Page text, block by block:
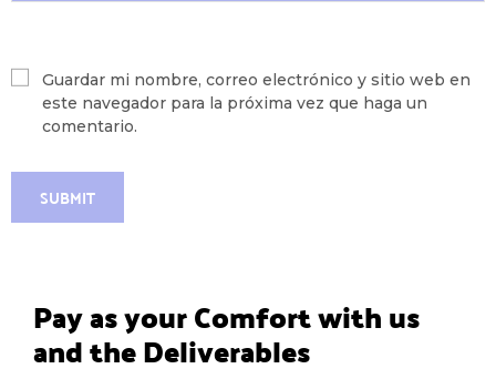
Guardar mi nombre, correo electrónico y sitio web en
este navegador para la próxima vez que haga un
comentario.
Pay as your Comfort with us
and the Deliverables